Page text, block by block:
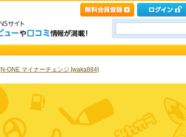
N-ONE マイナーチェンジ [waka884]